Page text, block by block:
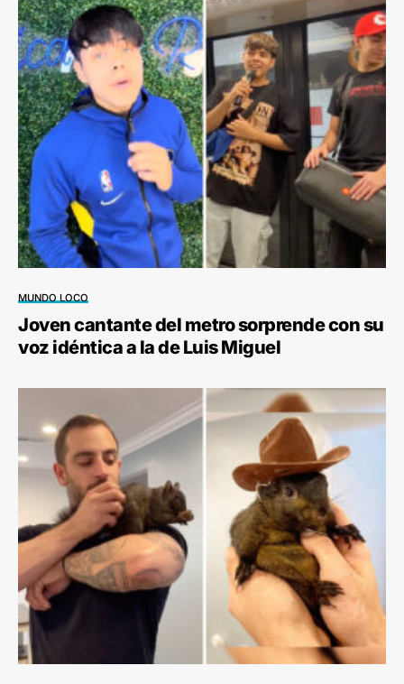
MUNDO LOCO
Joven cantante del metro sorprende con su
voz idéntica a la de Luis Miguel